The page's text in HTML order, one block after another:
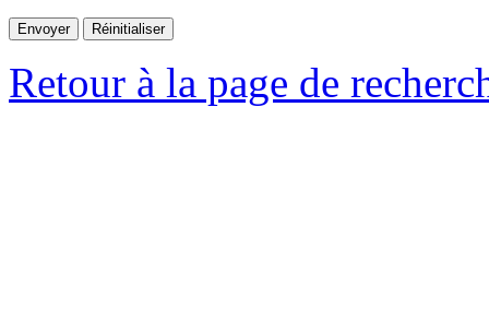
Retour à la page de